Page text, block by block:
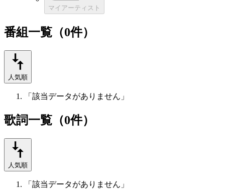
マイアーティスト
番組一覧（0件）
人気順
「該当データがありません」
歌詞一覧（0件）
人気順
「該当データがありません」